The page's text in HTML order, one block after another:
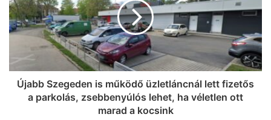
Újabb Szegeden is működő üzletláncnál lett fizetős
a parkolás, zsebbenyúlós lehet, ha véletlen ott
marad a kocsink